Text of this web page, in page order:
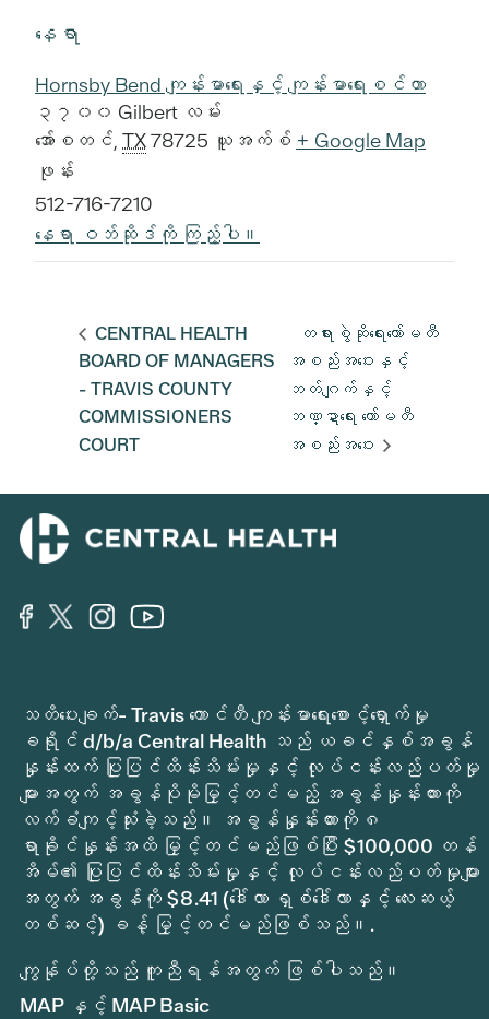
နေရာ
Hornsby Bend ကျန်းမာရေးနှင့် ကျန်းမာရေးစင်တာ
၃၇၀၀ Gilbert လမ်း
အော်စတင်, TX78725 ယူအက်စ် + Google Map
ဖုန်း
512-716-7210
နေရာ ဝဘ်ဆိုဒ်ကို ကြည့်ပါ။
CENTRAL HEALTH
BOARD OF MANAGERS
- TRAVIS COUNTY
COMMISSIONERS
COURT
တရားစွဲဆိုရေးကော်မတီ
အစည်းအဝေးနှင့်
ဘတ်ဂျက်နှင့်
ဘဏ္ဍာရေး ကော်မတီ
အစည်းအဝေး
သတိပေးချက်- Travis ကောင်တီ ကျန်းမာရေးစောင့်ရှောက်မှု
ခရိုင် d/b/a Central Health သည် ယခင်နှစ်အခွန်
နှုန်းထက် ပြုပြင်ထိန်းသိမ်းမှုနှင့် လုပ်ငန်းလည်ပတ်မှု
များအတွက် အခွန်ပိုမိုမြှင့်တင်မည့် အခွန်နှုန်းထားကို
လက်ခံကျင့်သုံးခဲ့သည်။ အခွန်နှုန်းထားကို ၈
ရာခိုင်နှုန်းအထိ မြှင့်တင်မည်ဖြစ်ပြီး $100,000 တန်
အိမ်၏ ပြုပြင်ထိန်းသိမ်းမှုနှင့် လုပ်ငန်းလည်ပတ်မှုများ
အတွက် အခွန်ကို $8.41 (ဒေါ်လာ ရှစ်ဒေါ်လာနှင့် လေးဆယ့်
တစ်ဆင့်) ခန့် မြှင့်တင်မည်ဖြစ်သည်။.
ကျွန်ုပ်တို့သည် ကူညီရန်အတွက် ဖြစ်ပါသည်။
MAP နှင့် MAP Basic